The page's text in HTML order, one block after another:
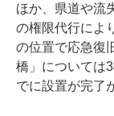
ほか、県道や流
の権限代行によ
の位置で応急復
橋」については
でに設置が完了